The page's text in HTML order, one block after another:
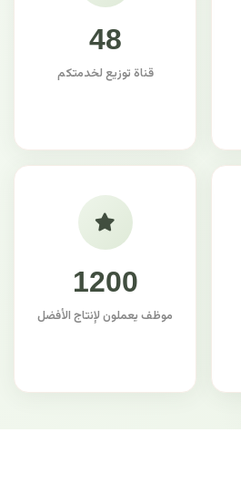
48
قناة توزيع لخدمتكم
1200
موظف يعملون لإنتاج الأفضل